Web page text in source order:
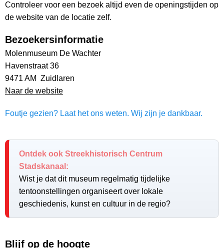
Controleer voor een bezoek altijd even de openingstijden op
de website van de locatie zelf.
Bezoekersinformatie
Molenmuseum De Wachter
Havenstraat 36
9471 AM Zuidlaren
Naar de website
Foutje gezien? Laat het ons weten. Wij zijn je dankbaar.
Ontdek ook Streekhistorisch Centrum
Stadskanaal:
Wist je dat dit museum regelmatig tijdelijke
tentoonstellingen organiseert over lokale
geschiedenis, kunst en cultuur in de regio?
Blijf op de hoogte